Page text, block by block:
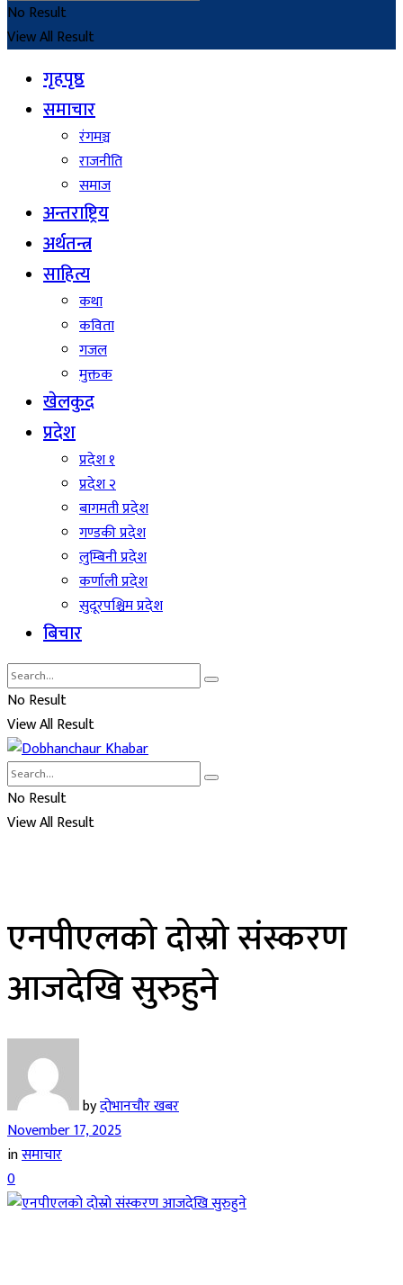
No Result
View All Result
गृहपृष्ठ
समाचार
रंगमञ्च
राजनीति
समाज
अन्तराष्ट्रिय
अर्थतन्त्र
साहित्य
कथा
कविता
गजल
मुक्तक
खेलकुद
प्रदेश
प्रदेश १
प्रदेश २
बागमती प्रदेश
गण्डकी प्रदेश
लुम्बिनी प्रदेश
कर्णाली प्रदेश
सुदूरपश्चिम प्रदेश
बिचार
No Result
View All Result
No Result
View All Result
एनपीएलको दोस्रो संस्करण
आजदेखि सुरुहुने
byदोभानचौर खबर
November 17, 2025
inसमाचार
0